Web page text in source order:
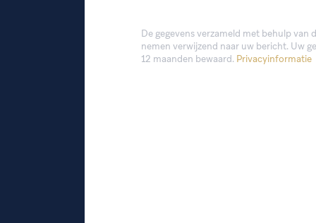
De gegevens verzameld met behulp
nemen verwijzend naar uw bericht. Uw
12 maanden bewaard. Privacyinformatie